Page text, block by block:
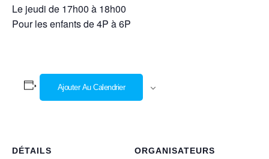
Le jeudi de 17h00 à 18h00
Pour les enfants de 4P à 6P
Ajouter Au Calendrier
DÉTAILS ORGANISATEURS